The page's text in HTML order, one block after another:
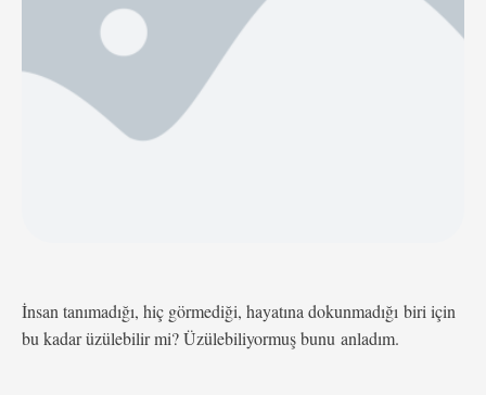
bile ellerinizdeki kanı temizlemeyecek. O temiz adam
her zaman …
İnsan tanımadığı, hiç görmediği, hayatına dokunmadığı biri için
bu kadar üzülebilir mi? Üzülebiliyormuş bunu anladım.